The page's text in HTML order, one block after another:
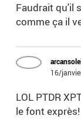
Faudrait qu'il
comme ça il
16/
LOL PTDR
le font